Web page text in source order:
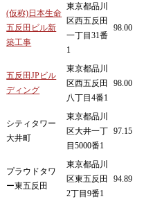
(仮称)日本生命
五反田ビル新
築工事
東京都品川
区西五反田
一丁目31番
1
98.00
五反田JPビル
ディング
東京都品川
区西五反田
八丁目4番1
98.00
シティタワー
大井町
東京都品川
区大井一丁
目5000番1
97.15
プラウドタワ
ー東五反田
東京都品川
区東五反田
2丁目9番1
94.89